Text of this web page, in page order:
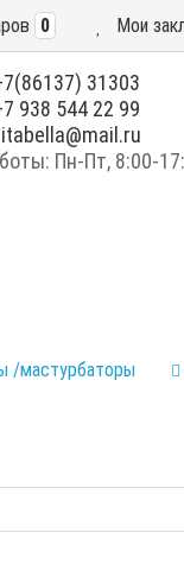
Мои
0
31303
938 544 22 99
Пн-Пт, 8:00-
/мастурбаторы